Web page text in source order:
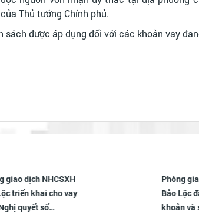
Thủ tướng Chính phủ.
được áp dụng đối với các khoản vay
Phòng giao dịch NHCSXH
Bảo Lộc đẩy mạnh mở tài
khoản và sử dụng thanh